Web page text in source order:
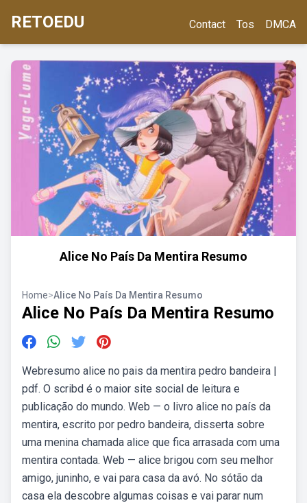
RETOEDU Contact Tos DMCA
Alice No País Da Mentira Resumo
Home>Alice No País Da Mentira Resumo
Alice No País Da Mentira Resumo
Webresumo alice no pais da mentira pedro bandeira |
pdf. O scribd é o maior site social de leitura e
publicação do mundo. Web — o livro alice no país da
mentira, escrito por pedro bandeira, disserta sobre
uma menina chamada alice que fica arrasada com uma
mentira contada. Web — alice brigou com seu melhor
amigo, juninho, e vai para casa da avó. No sótão da
casa ela descobre algumas coisas e vai parar num